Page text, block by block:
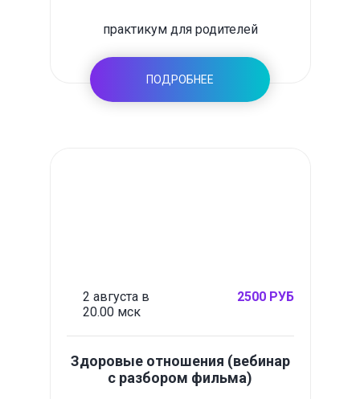
практикум для родителей
ПОДРОБНЕЕ
2 августа в
20.00 мск
2500 РУБ
Здоровые отношения (вебинар
с разбором фильма)